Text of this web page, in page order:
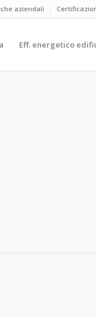
aziendali
Eff. energetico